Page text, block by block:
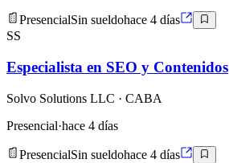
PresencialSin sueldohace 4 días
SS
Especialista en SEO y Contenidos
Solvo Solutions LLC · CABA
Presencial·hace 4 días
PresencialSin sueldohace 4 días